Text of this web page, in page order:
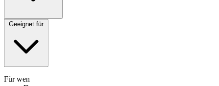
Geeignet für
Für wen